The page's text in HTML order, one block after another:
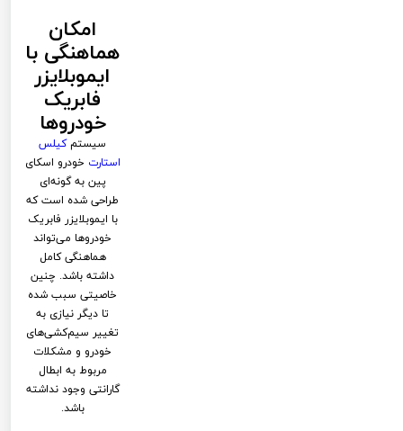
امکان
هماهنگی با
ایموبلایزر
فابریک
خودروها
سیستمکیلس
استارت خودرو اسکای
پین به گونه‌ای
طراحی شده است که
با ایموبلایزر فابریک
خودروها می‌تواند
هماهنگی کامل
داشته باشد. چنین
خاصیتی سبب شده
تا دیگر نیازی به
تغییر سیم‌کشی‌های
خودرو و مشکلات
مربوط به ابطال
گارانتی وجود نداشته
باشد.